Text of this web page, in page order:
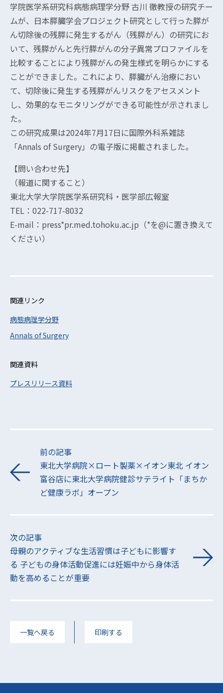
学院医学系研究科病態病理学分野 古川 徹教授の研究チー
ムが、日本膵臓学会プロジェクト研究として行った膵が
ん切除後の残膵に発生するがん（残膵がん）の研究にお
いて、残膵がんと先行膵がんの分子異常プロファイルを
比較することにより残膵がんの発生様式を明らかにする
ことができました。これにより、膵臓がん治療におい
て、切除後に発生する残膵がんリスクをアセスメント
し、効果的なモニタリングができる可能性が示されまし
た。
この研究成果は2024年7月17日に国際外科系雑誌
「Annals of Surgery」の電子版に掲載されました。
【問い合わせ先】
（報道に関すること）
東北大学大学院医学系研究科・医学部広報室
TEL：022-717-8032
E-mail：press*pr.med.tohoku.ac.jp（*を@に置き換えて
ください）
関連リンク
病態病理学分野
Annals of Surgery
関連資料
プレスリリース資料
前の記事
東北大学病院×ロート製薬×イオン東北 イオン
富谷店に東北大学病院健診サテライト「まちか
ど健康ラボ」オープン
次の記事
母親のアクティブな生活習慣は子どもに影響す
る 子どもの身体活動促進には妊娠中から身体活
動を高めることが重要
一覧へ戻る 印刷する